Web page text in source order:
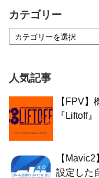
カテゴリー
人気記事
【FPV】
『Liftoff
【
設定した